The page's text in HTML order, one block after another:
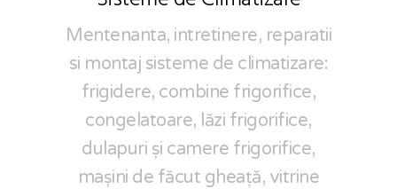
Mentenanta, intretinere, reparatii
si montaj sisteme de climatizare:
frigidere, combine frigorifice,
congelatoare, lăzi frigorifice,
dulapuri și camere frigorifice,
mașini de făcut gheață, vitrine